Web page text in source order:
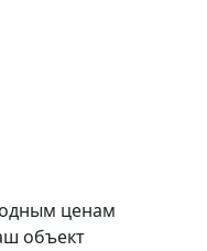
ценам
объект